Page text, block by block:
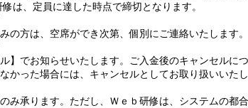
は、定員に達した時点で締切となります。
の方は、空席ができ次第、個別にご連絡いたします。
】でお知らせいたします。ご入金後のキャンセルに
かった場合には、キャンセルとしてお取り扱いいた
み承ります。ただし、Ｗｅｂ研修は、システムの都